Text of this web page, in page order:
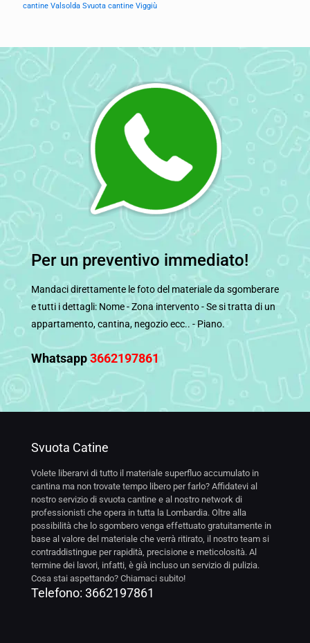
cantine Valsolda Svuota cantine Viggiù
Per un preventivo immediato!
Mandaci direttamente le foto del materiale da sgomberare
e tutti i dettagli: Nome - Zona intervento - Se si tratta di un
appartamento, cantina, negozio ecc.. - Piano.
Whatsapp3662197861
Svuota Catine
Volete liberarvi di tutto il materiale superfluo accumulato in
cantina ma non trovate tempo libero per farlo? Affidatevi al
nostro servizio di svuota cantine e al nostro network di
professionisti che opera in tutta la Lombardia. Oltre alla
possibilità che lo sgombero venga effettuato gratuitamente in
base al valore del materiale che verrà ritirato, il nostro team si
contraddistingue per rapidità, precisione e meticolosità. Al
termine dei lavori, infatti, è già incluso un servizio di pulizia.
Cosa stai aspettando? Chiamaci subito!
Telefono: 3662197861